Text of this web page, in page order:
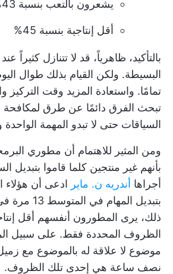
يشعرون بالتعب بنسبة 43% أكثر
أقل إنتاجية بنسبة 45%
بالتأكيد، ظاهرياً، قد لا تتنازل كثيراً
البسيطة. ولكن القيام بذلك طوال
تمامًا. واستعادة المزيد وقت التركيز
تبحث الفرق دائمًا عن طرق لمكافحة
السياقات حتى لا تبدو المهمة
ومن المثير للاهتمام أن مطوري
بأنهم غير منتجين كلما قاموا بتبديل
أجراها أندريه ن. ماير ادعى أن هؤلاء
بتبديل
ذلك، يرى المطورون أنفسهم أقل
الظروف المحددة فقط. على سبيل
موضوع لا علاقة له بالموضوع مع
نصف ساعة هي إحدى تلك الظروف.